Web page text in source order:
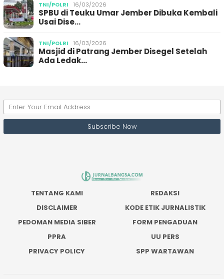
TNI/POLRI 16/03/2026
SPBU di Teuku Umar Jember Dibuka Kembali
Usai Dise…
TNI/POLRI 16/03/2026
Masjid di Patrang Jember Disegel Setelah
Ada Ledak…
TENTANG KAMI
REDAKSI
DISCLAIMER
KODE ETIK JURNALISTIK
PEDOMAN MEDIA SIBER
FORM PENGADUAN
PPRA
UU PERS
PRIVACY POLICY
SPP WARTAWAN